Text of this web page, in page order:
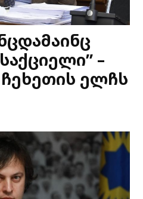
–
ელჩს